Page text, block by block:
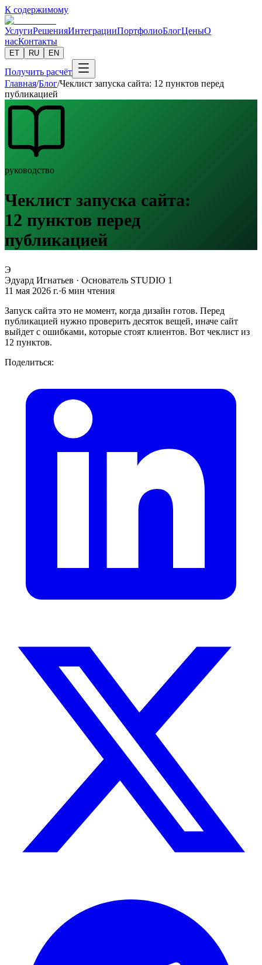
К содержимому
УслугиРешенияИнтеграцииПортфолиоБлогЦеныО
насКонтакты
ET RU EN
Получить расчёт
Главная/Блог/Чеклист запуска сайта: 12 пунктов перед
публикацией
руководство
Чеклист запуска сайта:
12 пунктов перед
публикацией
Э
Эдуард Игнатьев · Основатель STUDIO 1
11 мая 2026 г.·6 мин чтения
Запуск сайта это не момент, когда дизайн готов. Перед
публикацией нужно проверить десяток вещей, иначе сайт
выйдет с ошибками, которые стоят клиентов. Вот чеклист из
12 пунктов.
Поделиться: